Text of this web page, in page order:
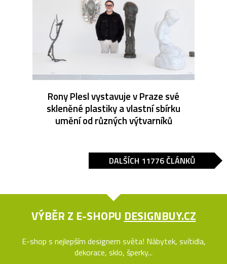
Rony Plesl vystavuje v Praze své
skleněné plastiky a vlastní sbírku
umění od různých výtvarníků
DALŠÍCH 11776 ČLÁNKŮ
VÝBĚR Z E-SHOPU DESIGNBUY.CZ
E-shop s nejlepším designem světa! Nábytek, svítidla,
dekorace, sklo, šperky...